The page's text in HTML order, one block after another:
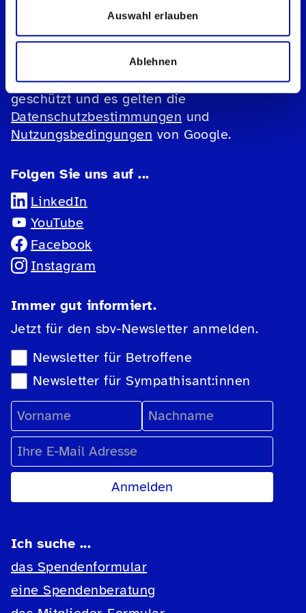
Auswahl erlauben
Ablehnen
Impressum
Diese Website ist durch reCAPTCHA
geschützt und es gelten die
Datenschutzbestimmungen und
Nutzungsbedingungen von Google.
Folgen Sie uns auf ...
LinkedIn
YouTube
Facebook
Instagram
Immer gut informiert.
Jetzt für den sbv-Newsletter anmelden.
Newsletter-Auswahl
Newsletter für Betroffene
Newsletter für Sympathisant:innen
Vorname
Nachname
E-Mail Adresse
Ich suche ...
das Spendenformular
eine Spendenberatung